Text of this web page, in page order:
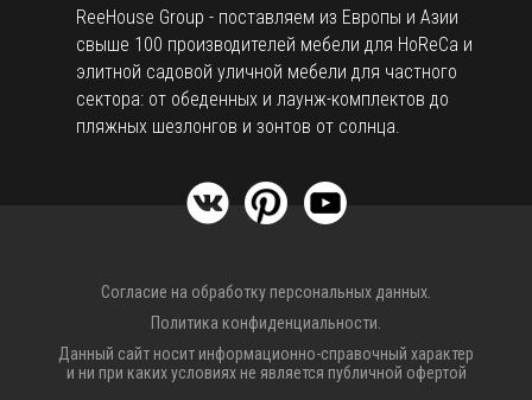
ReeHouse Group - поставляем из Европы и Азии
свыше 100 производителей мебели для HoReCa и
элитной садовой уличной мебели для частного
сектора: от обеденных и лаунж-комплектов до
пляжных шезлонгов и зонтов от солнца.
Согласие на обработку персональных данных.
Политика конфиденциальности.
Данный сайт носит информационно-справочный характер
и ни при каких условиях не является публичной офертой